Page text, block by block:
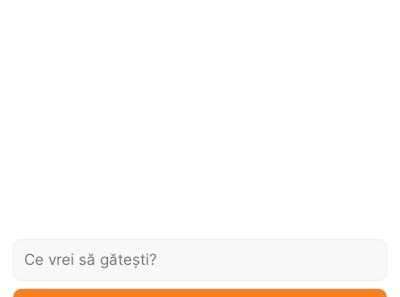
Caută: